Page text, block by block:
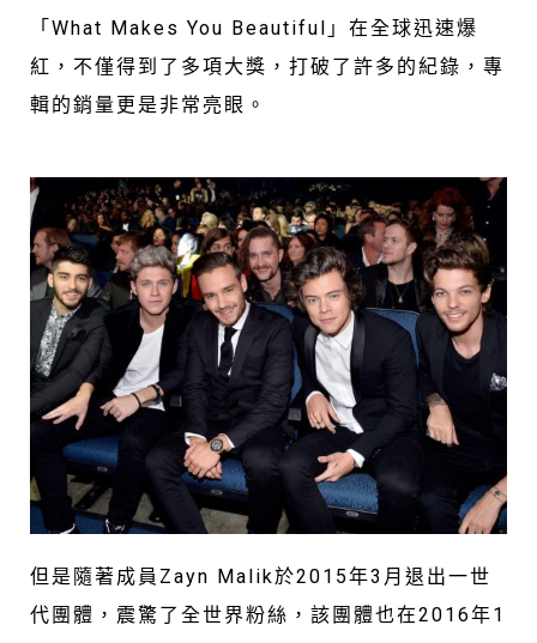
「What Makes You Beautiful」在全球迅速爆
紅，不僅得到了多項大獎，打破了許多的紀錄，專
輯的銷量更是非常亮眼。
但是隨著成員Zayn Malik於2015年3月退出一世
代團體，震驚了全世界粉絲，該團體也在2016年1